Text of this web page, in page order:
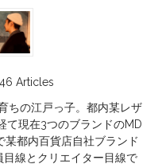
46 Articles
ちの江戸っ子。都内某レザ
て現在3つのブランドのMD
都内百貨店自社ブランド
線とクリエイター目線で